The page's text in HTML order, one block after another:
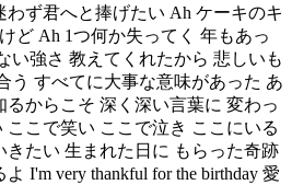
ず君へと捧げたい Ah ケーキのキ
ど Ah 1つ何か失ってく 年もあっ
い強さ 教えてくれたから 悲しいも
う すべてに大事な意味があった あ
るからこそ 深く深い言葉に 変わっ
こで笑い ここで泣き ここにいる
きたい 生まれた日に もらった奇跡
I'm very thankful for the birthday 愛